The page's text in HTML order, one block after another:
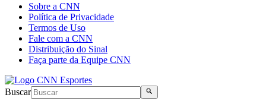
Sobre a CNN
Política de Privacidade
Termos de Uso
Fale com a CNN
Distribuição do Sinal
Faça parte da Equipe CNN
Buscar